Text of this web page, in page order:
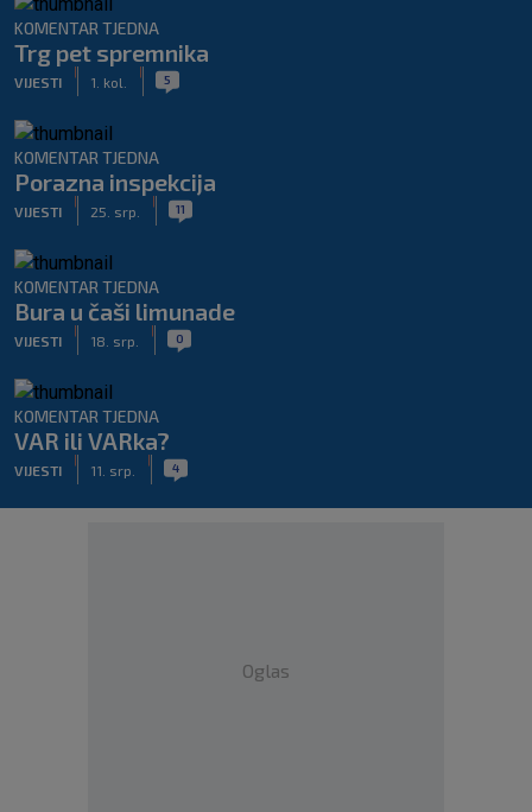
KOMENTAR TJEDNA
Trg pet spremnika
VIJESTI 1. kol. 5
KOMENTAR TJEDNA
Porazna inspekcija
VIJESTI 25. srp. 11
KOMENTAR TJEDNA
Bura u čaši limunade
VIJESTI 18. srp. 0
KOMENTAR TJEDNA
VAR ili VARka?
VIJESTI 11. srp. 4
Oglas